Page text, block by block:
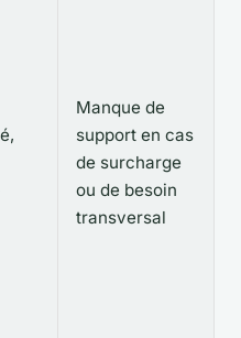
Manque de
support en cas
de surcharge
ou de besoin
transversal